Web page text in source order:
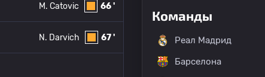
66 '
M. Catovic
67 '
N. Darvich
Команды
Реал Мадрид
Барселона